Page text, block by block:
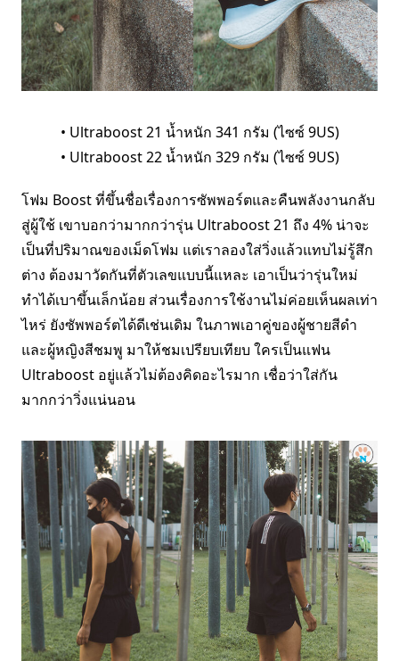
• Ultraboost 21 น้ำหนัก 341 กรัม (ไซซ์ 9US)
• Ultraboost 22 น้ำหนัก 329 กรัม (ไซซ์ 9US)
โฟม Boost ที่ขึ้นชื่อเรื่องการซัพพอร์ตและคืนพลังงานกลับ
สู่ผู้ใช้ เขาบอกว่ามากกว่ารุ่น Ultraboost 21 ถึง 4% น่าจะ
เป็นที่ปริมาณของเม็ดโฟม แต่เราลองใส่วิ่งแล้วแทบไม่รู้สึก
ต่าง ต้องมาวัดกันที่ตัวเลขแบบนี้แหละ เอาเป็นว่ารุ่นใหม่
ทำได้เบาขึ้นเล็กน้อย ส่วนเรื่องการใช้งานไม่ค่อยเห็นผลเท่า
ไหร่ ยังซัพพอร์ตได้ดีเช่นเดิม ในภาพเอาคู่ของผู้ชายสีดำ
และผู้หญิงสีชมพู มาให้ชมเปรียบเทียบ ใครเป็นแฟน
Ultraboost อยู่แล้วไม่ต้องคิดอะไรมาก เชื่อว่าใส่กัน
มากกว่าวิ่งแน่นอน